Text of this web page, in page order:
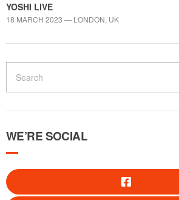
YOSHI LIVE
18 MARCH 2023 — LONDON, UK
WE’RE SOCIAL